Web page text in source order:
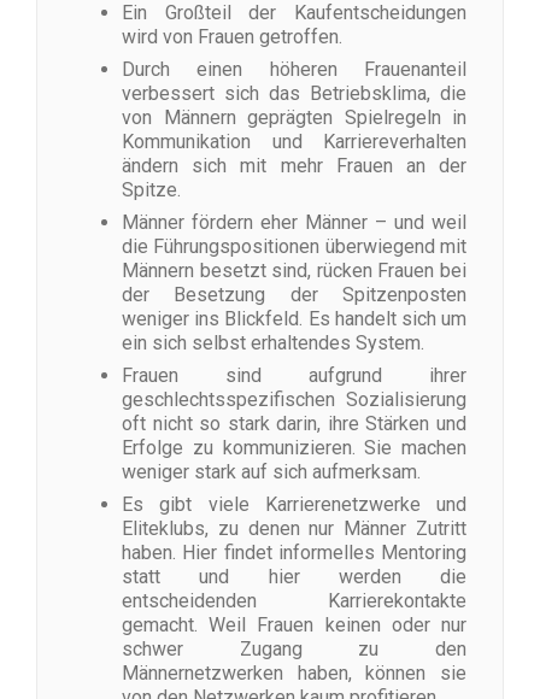
Ein Großteil der Kaufentscheidungen
wird von Frauen getroffen.
Durch einen höheren Frauenanteil
verbessert sich das Betriebsklima, die
von Männern geprägten Spielregeln in
Kommunikation und Karriereverhalten
ändern sich mit mehr Frauen an der
Spitze.
Männer fördern eher Männer – und weil
die Führungspositionen überwiegend mit
Männern besetzt sind, rücken Frauen bei
der Besetzung der Spitzenposten
weniger ins Blickfeld. Es handelt sich um
ein sich selbst erhaltendes System.
Frauen sind aufgrund ihrer
geschlechtsspezifischen Sozialisierung
oft nicht so stark darin, ihre Stärken und
Erfolge zu kommunizieren. Sie machen
weniger stark auf sich aufmerksam.
Es gibt viele Karrierenetzwerke und
Eliteklubs, zu denen nur Männer Zutritt
haben. Hier findet informelles Mentoring
statt und hier werden die
entscheidenden Karrierekontakte
gemacht. Weil Frauen keinen oder nur
schwer Zugang zu den
Männernetzwerken haben, können sie